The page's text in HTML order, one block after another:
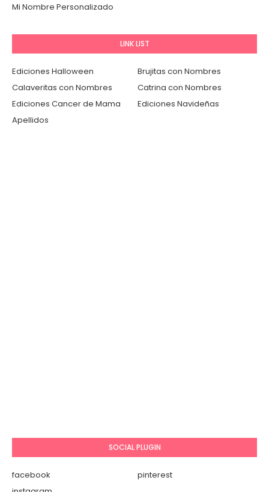
Mi Nombre Personalizado
LINK LIST
Ediciones Halloween
Brujitas con Nombres
Calaveritas con Nombres
Catrina con Nombres
Ediciones Cancer de Mama
Ediciones Navideñas
Apellidos
SOCIAL PLUGIN
facebook
pinterest